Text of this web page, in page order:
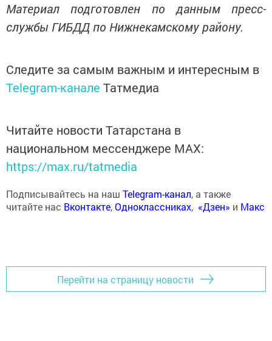
Материал подготовлен по данным пресс-
службы ГИБДД по Нижнекамскому району.
Следите за самым важным и интересным в
Telegram-канале Татмедиа
Читайте новости Татарстана в
национальном мессенджере MАХ:
https://max.ru/tatmedia
Подписывайтесь на наш Telegram-канал, а также
читайте нас Вконтакте,Одноклассниках, «Дзен» и Макс
Перейти на страницу новости